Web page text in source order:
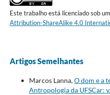
Este trabalho está licenciado sob
Attribution-ShareAlike 4.0
Artigos Semelhantes
Marcos Lanna,O dom e a
Antropologia da UFSCar: